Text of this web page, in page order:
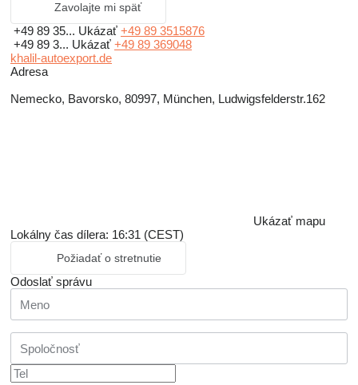
Zavolajte mi späť
+49 89 35... Ukázať +49 89 3515876
+49 89 3... Ukázať +49 89 369048
khalil-autoexport.de
Adresa
Nemecko, Bavorsko, 80997, München, Ludwigsfelderstr.162
Ukázať mapu
Lokálny čas dílera: 16:31 (CEST)
Požiadať o stretnutie
Odoslať správu